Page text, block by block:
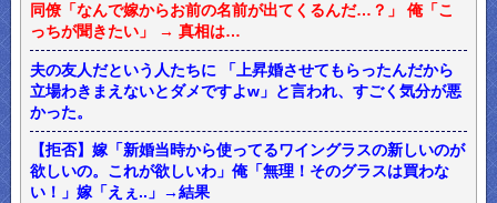
同僚「なんで嫁からお前の名前が出てくるんだ…？」 俺「こ
っちが聞きたい」 → 真相は…
夫の友人だという人たちに 「上昇婚させてもらったんだから
立場わきまえないとダメですよw」と言われ、すごく気分が悪
かった。
【拒否】嫁「新婚当時から使ってるワイングラスの新しいのが
欲しいの。これが欲しいわ」俺「無理！そのグラスは買わな
い！」嫁「えぇ..」→結果